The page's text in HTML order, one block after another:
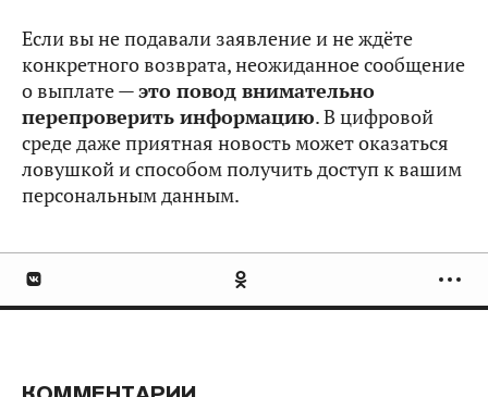
Если вы не подавали заявление и не ждёте
конкретного возврата, неожиданное сообщение
о выплате —это повод внимательно
перепроверить информацию. В цифровой
среде даже приятная новость может оказаться
ловушкой и способом получить доступ к вашим
персональным данным.